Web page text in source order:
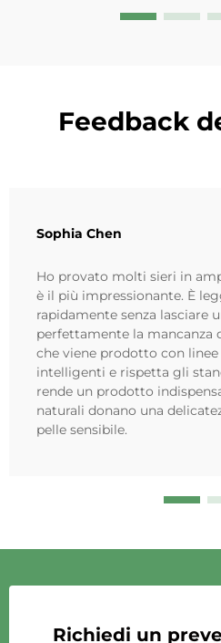
Feedback
Sophia Chen
Ho provato molti sieri in
è il più impressionante. È
rapidamente senza lasciare
perfettamente la mancanza
che viene prodotto con
intelligenti e rispetta gli
rende un prodotto
naturali donano una
pelle sensibile.
Richiedi un